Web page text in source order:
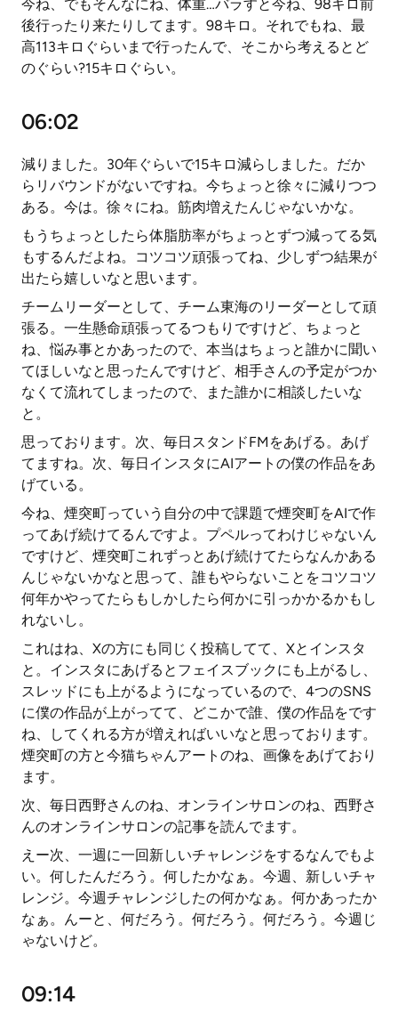
今ね、でもそんなにね、体重…バラすと今ね、98キロ前
後行ったり来たりしてます。98キロ。それでもね、最
高113キロぐらいまで行ったんで、そこから考えるとど
のぐらい?15キロぐらい。
06:02
減りました。30年ぐらいで15キロ減らしました。だか
らリバウンドがないですね。今ちょっと徐々に減りつつ
ある。今は。徐々にね。筋肉増えたんじゃないかな。
もうちょっとしたら体脂肪率がちょっとずつ減ってる気
もするんだよね。コツコツ頑張ってね、少しずつ結果が
出たら嬉しいなと思います。
チームリーダーとして、チーム東海のリーダーとして頑
張る。一生懸命頑張ってるつもりですけど、ちょっと
ね、悩み事とかあったので、本当はちょっと誰かに聞い
てほしいなと思ったんですけど、相手さんの予定がつか
なくて流れてしまったので、また誰かに相談したいな
と。
思っております。次、毎日スタンドFMをあげる。あげ
てますね。次、毎日インスタにAIアートの僕の作品をあ
げている。
今ね、煙突町っていう自分の中で課題で煙突町をAIで作
ってあげ続けてるんですよ。プペルってわけじゃないん
ですけど、煙突町これずっとあげ続けてたらなんかある
んじゃないかなと思って、誰もやらないことをコツコツ
何年かやってたらもしかしたら何かに引っかかるかもし
れないし。
これはね、Xの方にも同じく投稿してて、Xとインスタ
と。インスタにあげるとフェイスブックにも上がるし、
スレッドにも上がるようになっているので、4つのSNS
に僕の作品が上がってて、どこかで誰、僕の作品をです
ね、してくれる方が増えればいいなと思っております。
煙突町の方と今猫ちゃんアートのね、画像をあげており
ます。
次、毎日西野さんのね、オンラインサロンのね、西野さ
んのオンラインサロンの記事を読んでます。
えー次、一週に一回新しいチャレンジをするなんでもよ
い。何したんだろう。何したかなぁ。今週、新しいチャ
レンジ。今週チャレンジしたの何かなぁ。何かあったか
なぁ。んーと、何だろう。何だろう。何だろう。今週じ
ゃないけど。
09:14